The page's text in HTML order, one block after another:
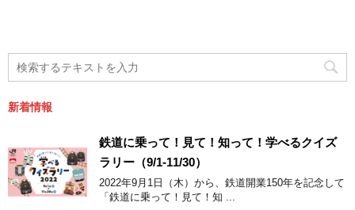
新着情報
鉄道に乗って！見て！知って！学べるクイズ
ラリー（9/1-11/30）
2022年9月1日（木）から、鉄道開業150年を記念して
「鉄道に乗って！見て！知 ...